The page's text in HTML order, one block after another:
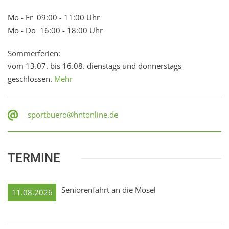
Mo - Fr 09:00 - 11:00 Uhr
Mo - Do 16:00 - 18:00 Uhr
Sommerferien:
vom 13.07. bis 16.08. dienstags und donnerstags
geschlossen. Mehr
sportbuero@hntonline.de
TERMINE
11.08.2026 Seniorenfahrt an die Mosel